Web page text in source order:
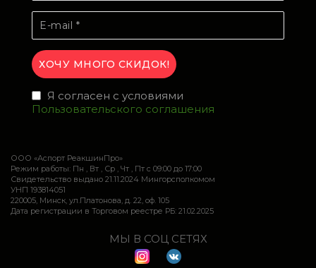
Я согласен с условиями
Пользовательского соглашения
ООО «Аспорт РеакшинПро»
Режим работы: Пн , Вт , Ср , Чт , Пт c 09:00 до 17:00
Свидетельство выдано 21.11.2024 Мингорсполкомом
УНП 193814051
220005, Минск, ул.Платонова, д. 22, оф. 105
Дата регистрации в Торговом реестре РБ: 21.02.2025
МЫ В СОЦ СЕТЯХ